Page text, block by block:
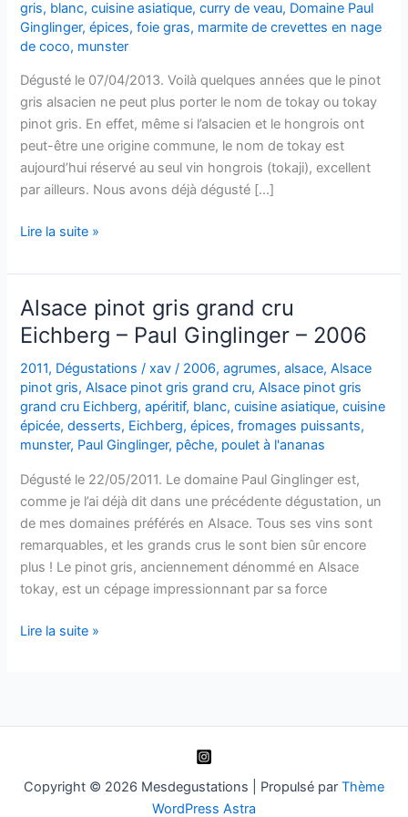
gris, blanc,cuisine asiatique,curry de veau, Domaine Paul
Ginglinger,épices,foie gras, marmite de crevettes en nage
de coco, munster
Dégusté le 07/04/2013. Voilà quelques années que le pinot
gris alsacien ne peut plus porter le nom de tokay ou tokay
pinot gris. En effet, même si l’alsacien et le hongrois ont
peut-être une origine commune, le nom de tokay est
aujourd’hui réservé au seul vin hongrois (tokaji), excellent
par ailleurs. Nous avons déjà dégusté […]
Alsace
Gris
–
Cuvée
des
Prélats
–
Paul
Ginglinger
–
2010
Lire la suite »
Alsace pinot gris grand cru
Eichberg – Paul Ginglinger – 2006
2011, Dégustations /xav/ 2006,agrumes,alsace,Alsace
pinot gris,Alsace pinot gris grand cru,Alsace pinot gris
grand cru Eichberg,apéritif, blanc,cuisine asiatique,cuisine
épicée,desserts, Eichberg,épices,fromages puissants,
munster, Paul Ginglinger, pêche, poulet à l'ananas
Dégusté le 22/05/2011. Le domaine Paul Ginglinger est,
comme je l’ai déjà dit dans une précédente dégustation, un
de mes domaines préférés en Alsace. Tous ses vins sont
remarquables, et les grands crus le sont bien sûr encore
plus ! Le pinot gris, anciennement dénommé en Alsace
tokay, est un cépage impressionnant par sa force
Alsace
Paul
Lire la suite »
Copyright © 2026 Mesdegustations | Propulsé par Thème
WordPress Astra